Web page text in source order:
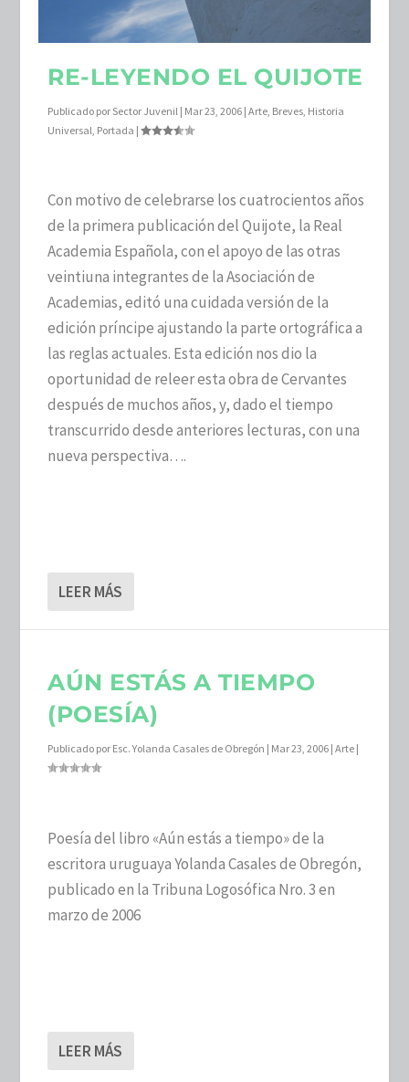
RE-LEYENDO EL QUIJOTE
Publicado por Sector Juvenil | Mar 23, 2006 |Arte Breves Historia
Universal Portada |
Con motivo de celebrarse los cuatrocientos años
de la primera publicación del Quijote, la Real
Academia Española, con el apoyo de las otras
veintiuna integrantes de la Asociación de
Academias, editó una cuidada versión de la
edición príncipe ajustando la parte ortográfica a
las reglas actuales. Esta edición nos dio la
oportunidad de releer esta obra de Cervantes
después de muchos años, y, dado el tiempo
transcurrido desde anteriores lecturas, con una
nueva perspectiva….
LEER MÁS
AÚN ESTÁS A TIEMPO
(POESÍA)
Publicado por Esc. Yolanda Casales de Obregón | Mar 23, 2006 |Arte |
Poesía del libro «Aún estás a tiempo» de la
escritora uruguaya Yolanda Casales de Obregón,
publicado en la Tribuna Logosófica Nro. 3 en
marzo de 2006
LEER MÁS